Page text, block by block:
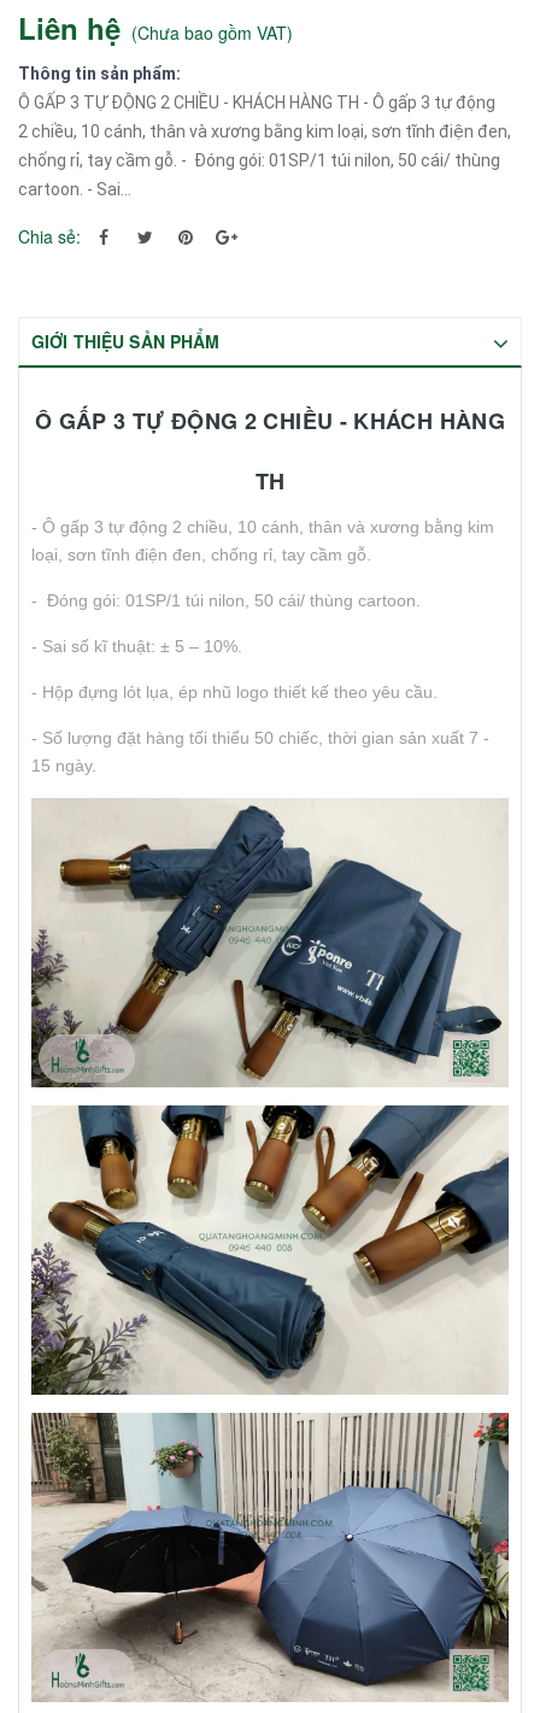
Liên hệ (Chưa bao gồm VAT)
Thông tin sản phẩm:
Ô GẤP 3 TỰ ĐỘNG 2 CHIỀU - KHÁCH HÀNG TH - Ô gấp 3 tự động
2 chiều, 10 cánh, thân và xương bằng kim loại, sơn tĩnh điện đen,
chống rỉ, tay cầm gỗ. - Đóng gói: 01SP/1 túi nilon, 50 cái/ thùng
cartoon. - Sai...
Chia sẻ:
GIỚI THIỆU SẢN PHẨM
Ô GẤP 3 TỰ ĐỘNG 2 CHIỀU - KHÁCH HÀNG
TH
- Ô gấp 3 tự động 2 chiều, 10 cánh, thân và xương bằng kim
loại, sơn tĩnh điện đen, chống rỉ, tay cầm gỗ.
- Đóng gói: 01SP/1 túi nilon, 50 cái/ thùng cartoon.
- Sai số kĩ thuật: ± 5 – 10%.
- Hộp đựng lót lụa, ép nhũ logo thiết kế theo yêu cầu.
- Số lượng đặt hàng tối thiểu 50 chiếc, thời gian sản xuất 7 -
15 ngày.